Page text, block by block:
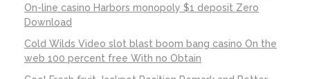
On-line casino Harbors monopoly $1 deposit Zero
Download
Cold Wilds Video slot blast boom bang casino On the
web 100 percent free With no Obtain